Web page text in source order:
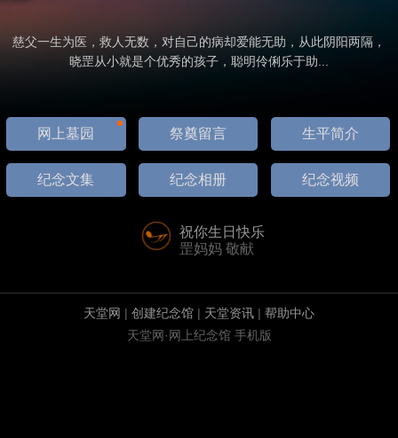
慈父一生为医，救人无数，对自己的病却爱能无助，从此阴阳两隔，
晓罡从小就是个优秀的孩子，聪明伶俐乐于助...
网上墓园 祭奠留言 生平简介
纪念文集 纪念相册 纪念视频
祝你生日快乐
罡妈妈 敬献
天堂网 | 创建纪念馆 | 天堂资讯 | 帮助中心
天堂网·网上纪念馆 手机版